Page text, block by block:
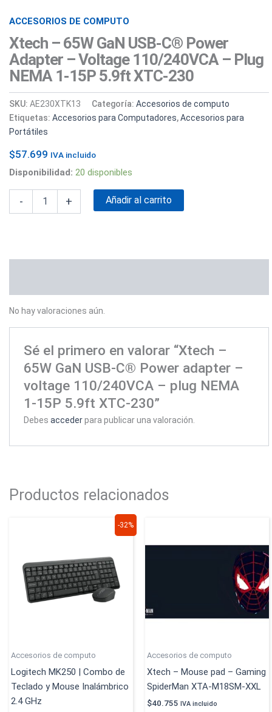
ACCESORIOS DE COMPUTO
Xtech – 65W GaN USB-C® Power
Adapter – Voltage 110/240VCA – Plug
NEMA 1-15P 5.9ft XTC-230
SKU: AE230XTK13 Categoría: Accesorios de computo
Etiquetas: Accesorios para Computadores,Accesorios para
Portátiles
$57.699 IVA incluido
Disponibilidad: 20 disponibles
-
XTC-
cantidad
+ Añadir al carrito
No hay valoraciones aún.
Sé el primero en valorar “Xtech –
65W GaN USB-C® Power adapter –
voltage 110/240VCA – plug NEMA
1-15P 5.9ft XTC-230”
Debesaccederpara publicar una valoración.
Productos relacionados
-32%
Accesorios de computo
Logitech MK250 | Combo de
Teclado y Mouse Inalámbrico
2.4 GHz
$179.900.$121.900.
Accesorios de computo
Xtech – Mouse pad – Gaming
SpiderMan XTA-M18SM-XXL
$40.755 IVA incluido